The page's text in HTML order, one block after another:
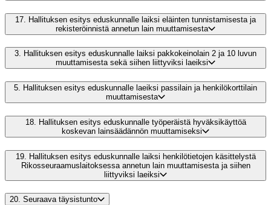
17. Hallituksen esitys eduskunnalle laiksi eläinten tunnistamisesta ja
rekisteröinnistä annetun lain muuttamisesta
3. Hallituksen esitys eduskunnalle laiksi pakkokeinolain 2 ja 10 luvun
muuttamisesta sekä siihen liittyviksi laeiksi
5. Hallituksen esitys eduskunnalle laeiksi passilain ja henkilökorttilain
muuttamisesta
18.
Hallituksen esitys eduskunnalle työperäistä hyväksikäyttöä
koskevan lainsäädännön muuttamiseksi
19. Hallituksen esitys eduskunnalle laiksi henkilötietojen käsittelystä
Rikosseuraamuslaitoksessa annetun lain muuttamisesta ja siihen
liittyviksi laeiksi
20. Seuraava täysistunto